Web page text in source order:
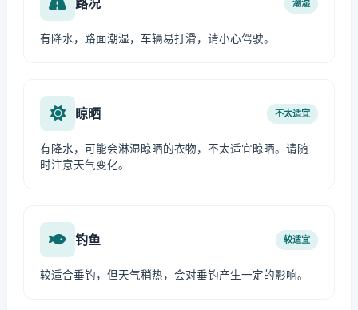
潮湿
有降水，路面潮湿，车辆易打滑，请小心驾驶。
晾晒 不太适宜
有降水，可能会淋湿晾晒的衣物，不太适宜晾晒。请随
时注意天气变化。
钓鱼 较适宜
较适合垂钓，但天气稍热，会对垂钓产生一定的影响。